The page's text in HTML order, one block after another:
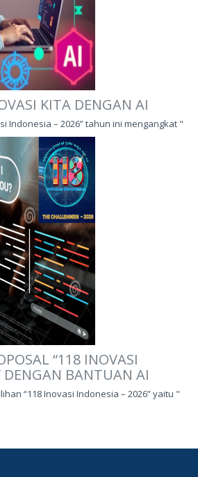
KITA DENGAN AI
Indonesia – 2026” tahun ini mengangkat "
“118 INOVASI
DENGAN BANTUAN AI
“118 Inovasi Indonesia – 2026” yaitu "